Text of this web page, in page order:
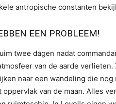
antropische constanten
EEN PROBLEEM!
twee dagen nadat
van de aarde
naar een wandeling die nog
van de maan. Alles